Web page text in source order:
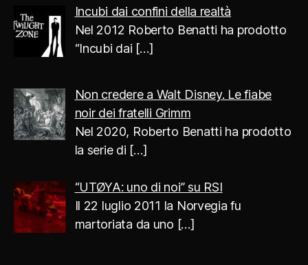
Incubi dai confini della realtà
Nel 2012 Roberto Benatti ha prodotto
“Incubi dai […]
Non credere a Walt Disney. Le fiabe
noir dei fratelli Grimm
Nel 2020, Roberto Benatti ha prodotto
la serie di […]
“UTØYA: uno di noi” su RSI
Il 22 luglio 2011 la Norvegia fu
martoriata da uno […]